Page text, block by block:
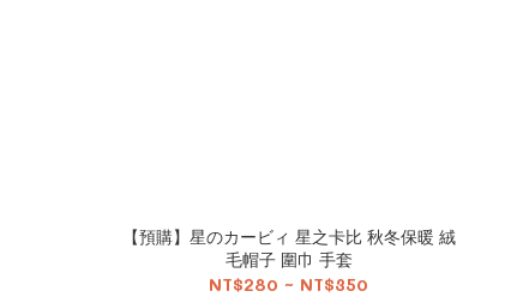
【預購】星のカービィ 星之卡比 秋冬保暖 絨
毛帽子 圍巾 手套
NT$280 ~ NT$350